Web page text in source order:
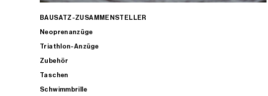
BAUSATZ-ZUSAMMENSTELLER
Neoprenanzüge
Triathlon-Anzüge
Zubehör
Taschen
Schwimmbrille